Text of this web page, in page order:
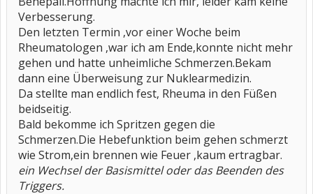
Verbesserung.
Den letzten Termin ,vor einer Woche beim
Rheumatologen ,war ich am Ende,konnte nicht mehr
gehen und hatte unheimliche Schmerzen.Bekam
dann eine Überweisung zur Nuklearmedizin.
Da stellte man endlich fest, Rheuma in den Füßen
beidseitig.
Bald bekomme ich Spritzen gegen die
Schmerzen.Die Hebefunktion beim gehen schmerzt
wie Strom,ein brennen wie Feuer ,kaum ertragbar.
ein Wechsel der Basismittel oder das Beenden des
Triggers.